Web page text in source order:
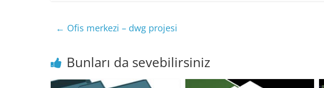
← Ofis merkezi – dwg projesi
Bunları da sevebilirsiniz